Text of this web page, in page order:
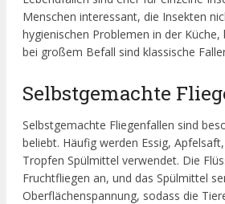
Menschen interessant, die Insekten
hygienischen Problemen in der
bei großem Befall sind klassische
Selbstgemachte
Selbstgemachte Fliegenfallen sind
beliebt. Häufig werden Essig,
Tropfen Spülmittel verwendet. Die
Fruchtfliegen an, und das Spülmittel
Oberflächenspannung, sodass die